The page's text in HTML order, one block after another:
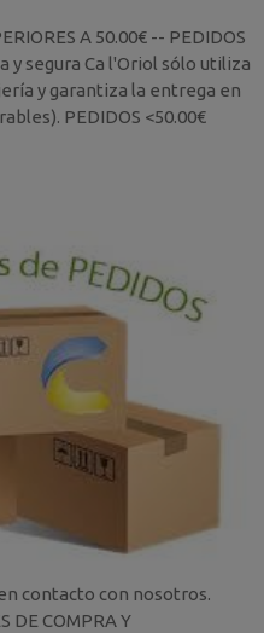
A 50.00€ -- PEDIDOS
y segura Ca l'Oriol sólo utiliza
y garantiza la entrega en
PEDIDOS <50.00€
contacto con nosotros.
DE COMPRA Y